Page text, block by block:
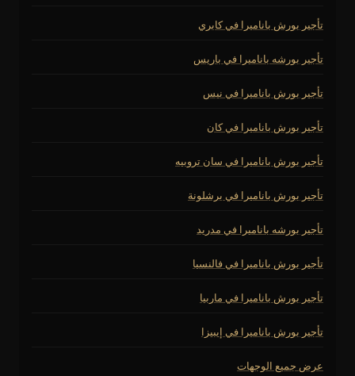
تأجير بورش باناميرا في كابري
تأجير بورشه باناميرا في باريس
تأجير بورش باناميرا في نيس
تأجير بورش باناميرا في كان
تأجير بورش باناميرا في سان تروبيه
تأجير بورش باناميرا في برشلونة
تأجير بورشه باناميرا في مدريد
تأجير بورش باناميرا في فالنسيا
تأجير بورش باناميرا في ماربيا
تأجير بورش باناميرا في إيبيزا
عرض جميع الوجهات